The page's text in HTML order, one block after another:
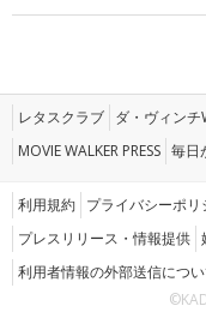
レタスクラブ ダ・ヴィンチ
MOVIE WALKER PRESS 毎日
利用規約 プライバシーポリ
プレスリリース・情報提供
利用者情報の外部送信につ